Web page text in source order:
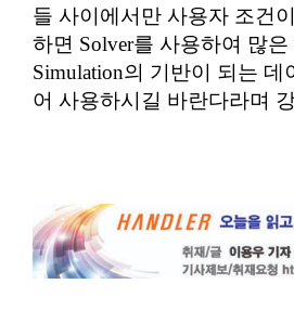
들 사이에서만 사용자 조건
하면 Solver를 사용하여 많
Simulation의 기반이 되는 데
어 사용하시길 바란다라며